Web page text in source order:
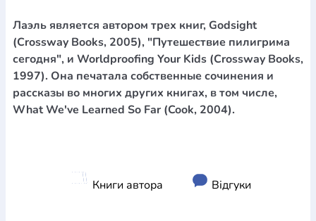
Лаэль является автором трех книг, Godsight
(Crossway Books, 2005), "Путешествие пилигрима
сегодня", и Worldproofing Your Kids (Crossway Books,
1997). Она печатала собственные сочинения и
рассказы во многих других книгах, в том числе,
What We've Learned So Far (Cook, 2004).
Книги автора Відгуки